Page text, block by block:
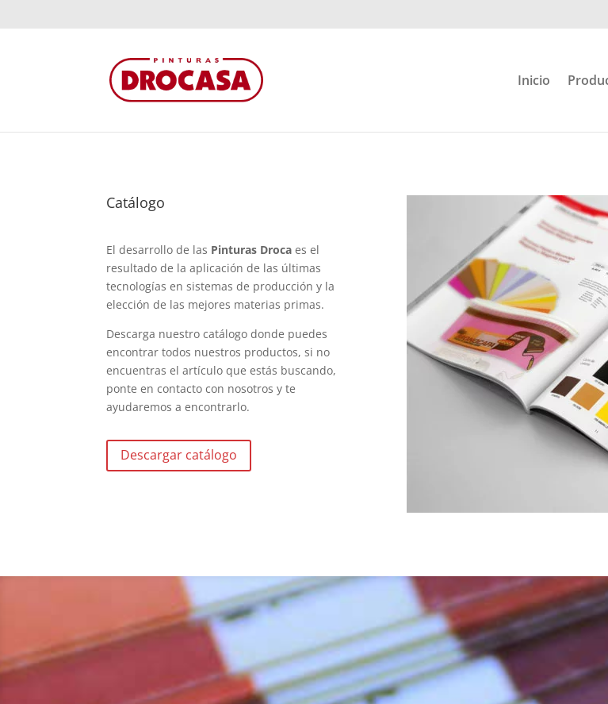
Inicio
Catálogo
El desarrollo de las Pinturas Droca es el
resultado de la aplicación de las últimas
tecnologías en sistemas de producción y la
elección de las mejores materias primas.
Descarga nuestro catálogo donde puedes
encontrar todos nuestros productos, si no
encuentras el artículo que estás buscando,
ponte en contacto con nosotros y te
ayudaremos a encontrarlo.
Descargar catálogo